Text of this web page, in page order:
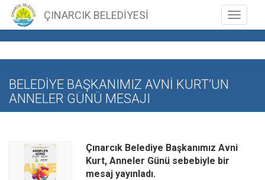
Toggle
ÇINARCIK BELEDİYESİ
BELEDİYE BAŞKANIMIZ AVNİ KURT’UN
ANNELER GÜNÜ MESAJI
Çınarcık Belediye Başkanımız Avni
Kurt, Anneler Günü sebebiyle bir
mesaj yayınladı.